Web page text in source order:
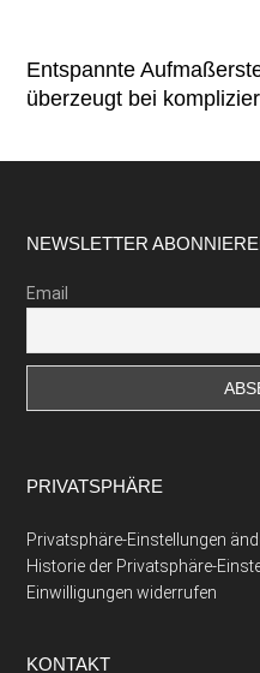
Entspannte
überzeugt bei
Footer
NEWSLETTER
Email
PRIVATSPHÄRE
Privatsphäre-Einstellungen
Historie der Privatsphäre-
Einwilligungen widerrufen
KONTAKT